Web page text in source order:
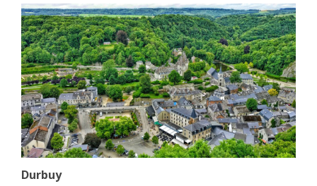
Durbuy